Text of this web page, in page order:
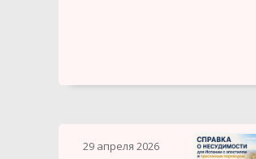
29 апреля 2026